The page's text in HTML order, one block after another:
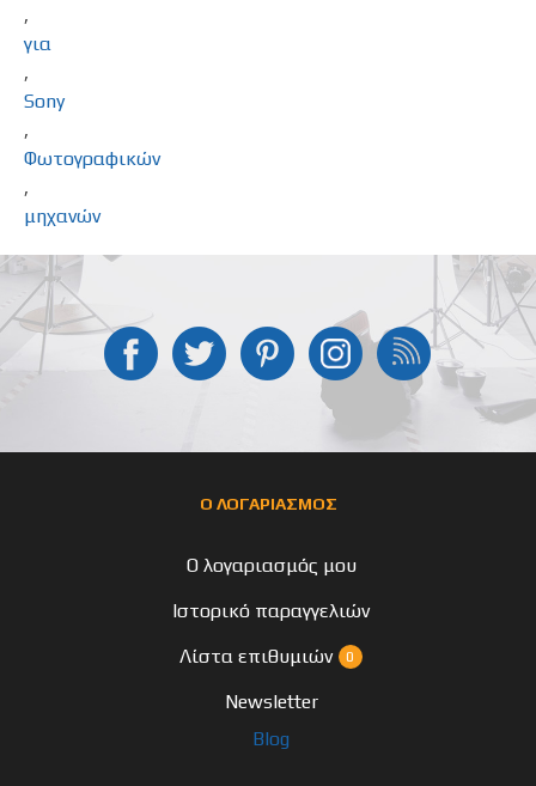
,
για
,
Sony
,
Φωτογραφικών
,
μηχανών
Ο ΛΟΓΑΡΙΑΣΜΟΣ
Ο λογαριασμός μου
Ιστορικό παραγγελιών
Λίστα επιθυμιών
0
Newsletter
Blog